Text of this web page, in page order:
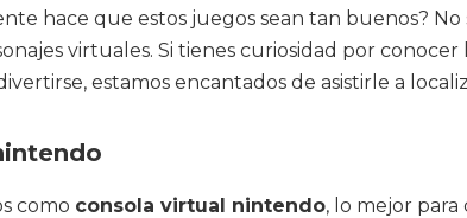
hace que estos juegos sean tan buenos?
virtuales. Si tienes curiosidad por
estamos encantados de asistirle a
como consola virtual nintendo, lo mejor